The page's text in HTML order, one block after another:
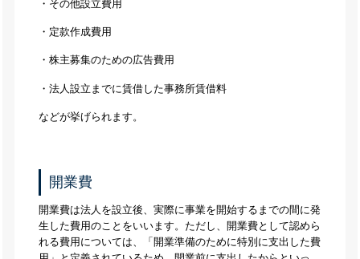
・その他設立費用
・定款作成費用
・株主募集のための広告費用
・法人設立までに賃借した事務所賃借料
などが挙げられます。
開業費
開業費は法人を設立後、実際に事業を開始するまでの間に発
生した費用のことをいいます。ただし、開業費として認めら
れる費用については、「開業準備のために特別に支出した費